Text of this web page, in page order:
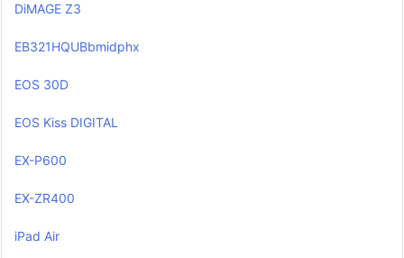
DiMAGE Z3
EB321HQUBbmidphx
EOS 30D
EOS Kiss DIGITAL
EX-P600
EX-ZR400
iPad Air